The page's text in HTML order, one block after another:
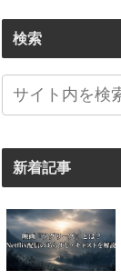
検索
新着記事